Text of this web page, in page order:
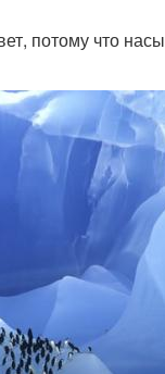
потому что